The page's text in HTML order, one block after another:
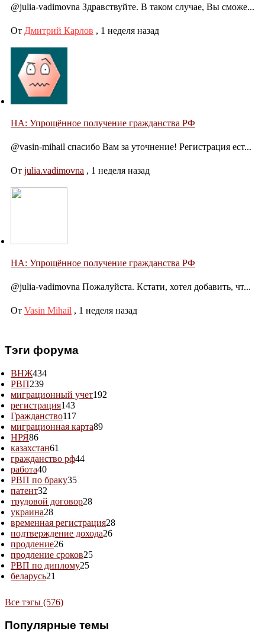
@julia-vadimovna Здравствуйте. В таком случае, Вы сможе...
От Дмитрий Карлов , 1 неделя назад
НА: Упрощённое получение гражданства РФ
@vasin-mihail спасибо Вам за уточнение! Регистрация ест...
От julia.vadimovna , 1 неделя назад
НА: Упрощённое получение гражданства РФ
@julia-vadimovna Пожалуйста. Кстати, хотел добавить, чт...
От Vasin Mihail , 1 неделя назад
Тэги форума
ВНЖ434
РВП239
миграционный учет192
регистрация143
Гражданство117
миграционная карта89
НРЯ86
казахстан61
гражданство рф44
работа40
РВП по браку35
патент32
трудовой договор28
украина28
временная регистрация28
подтверждение дохода26
продление26
продление сроков25
РВП по диплому25
беларусь21
Все тэгы (576)
Популярные темы